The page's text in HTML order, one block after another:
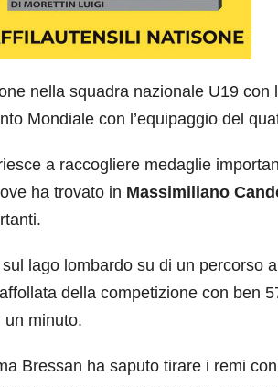
nella squadra nazionale U19 con
Mondiale con l’equipaggio del
a raccogliere medaglie
ha trovato in Massimiliano
lago lombardo su di un percorso
della competizione con ben
un minuto.
Bressan ha saputo tirare i remi